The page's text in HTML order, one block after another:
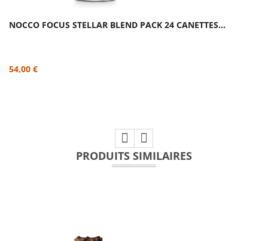
NOCCO FOCUS STELLAR BLEND PACK 24 CANETTES...
54,00 €
PRODUITS SIMILAIRES